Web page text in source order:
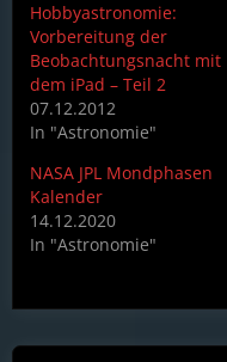
Hobbyastronomie:
Vorbereitung der
Beobachtungsnacht mit
dem iPad – Teil 2
07.12.2012
In "Astronomie"
NASA JPL Mondphasen
Kalender
14.12.2020
In "Astronomie"